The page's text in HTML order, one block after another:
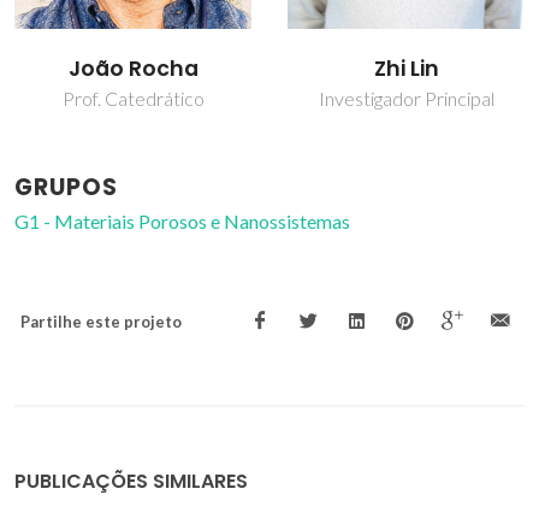
João Rocha
Prof. Catedrático
Zhi Lin
Investigador Principal
GRUPOS
G1 - Materiais Porosos e Nanossistemas
Partilhe este projeto
PUBLICAÇÕES SIMILARES